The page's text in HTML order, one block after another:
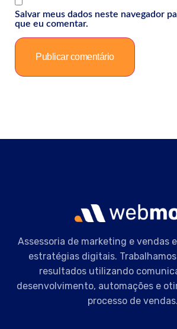
Salvar meus dados neste navegador
que eu comentar.
Assessoria de marketing e vendas
estratégias digitais.
resultados utilizando
desenvolvimento, automações e
processo de vendas.